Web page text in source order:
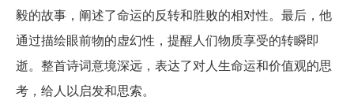
毅的故事，阐述了命运的反转和胜败的相对性。最后，他
通过描绘眼前物的虚幻性，提醒人们物质享受的转瞬即
逝。整首诗词意境深远，表达了对人生命运和价值观的思
考，给人以启发和思索。